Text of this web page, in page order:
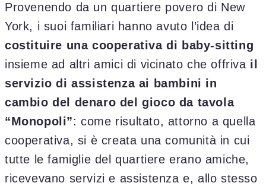
Provenendo da un quartiere povero di New
York, i suoi familiari hanno avuto l’idea di
costituire una cooperativa di baby-sitting
insieme ad altri amici di vicinato che offriva il
servizio di assistenza ai bambini in
cambio del denaro del gioco da tavola
“Monopoli”: come risultato, attorno a quella
cooperativa, si è creata una comunità in cui
tutte le famiglie del quartiere erano amiche,
ricevevano servizi e assistenza e, allo stesso